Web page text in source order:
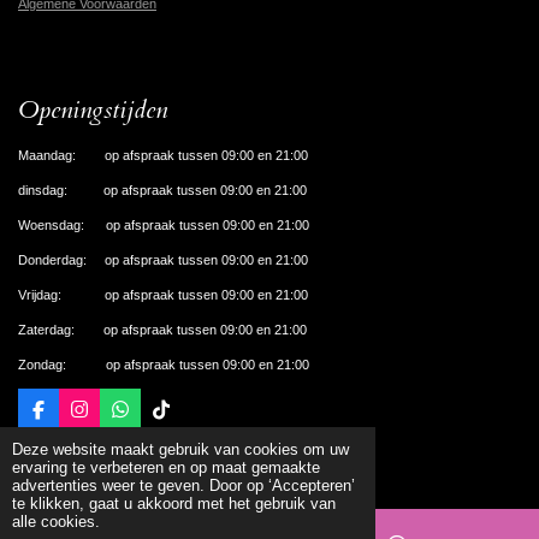
Deze website maakt gebruik van cookies om uw
ervaring te verbeteren en op maat gemaakte
advertenties weer te geven. Door op ‘Accepteren’
te klikken, gaat u akkoord met het gebruik van
alle cookies.
Algemene Voorwaarden
Openingstijden
Maandag: op afspraak tussen 09:00 en 21:00
dinsdag: op afspraak tussen 09:00 en 21:00
Woensdag: op afspraak tussen 09:00 en 21:00
Donderdag: op afspraak tussen 09:00 en 21:00
Vrijdag: op afspraak tussen 09:00 en 21:00
Zaterdag: op afspraak tussen 09:00 en 21:00
Zondag: op afspraak tussen 09:00 en 21:00
F
c
e
b
o
o
I
s
t
a
g
r
W
a
t
s
A
T
k
T
o
k
© 2024 De Nagelhal Apeldoorn
Powered byJouwWeb